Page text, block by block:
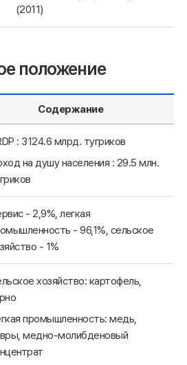
(2011)
положение
Содержание
: 3124.6 млрд. тугриков
на душу населения : 29.5 млн.
- 2,9%, легкая
- 96,1%, сельское
- 1%
хозяйство: картофель,
промышленность: медь,
медно-молибденовый